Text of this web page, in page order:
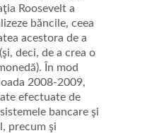
Roosevelt a
băncile, ceea
acestora de a
deci, de a crea o
În mod
2008-2009,
efectuate de
bancare şi
precum şi